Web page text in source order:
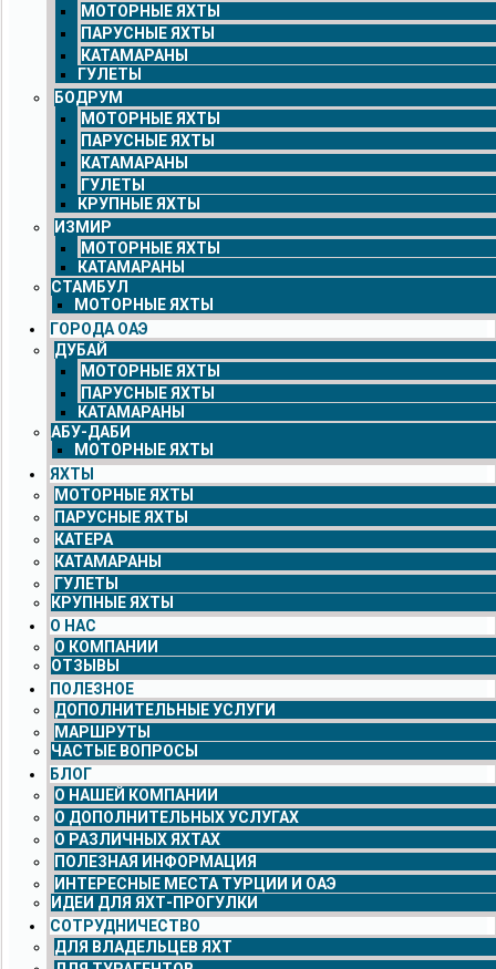
МОТОРНЫЕ ЯХТЫ
ПАРУСНЫЕ ЯХТЫ
КАТАМАРАНЫ
ГУЛЕТЫ
БОДРУМ
МОТОРНЫЕ ЯХТЫ
ПАРУСНЫЕ ЯХТЫ
КАТАМАРАНЫ
ГУЛЕТЫ
КРУПНЫЕ ЯХТЫ
ИЗМИР
МОТОРНЫЕ ЯХТЫ
КАТАМАРАНЫ
СТАМБУЛ
МОТОРНЫЕ ЯХТЫ
ГОРОДА ОАЭ
ДУБАЙ
МОТОРНЫЕ ЯХТЫ
ПАРУСНЫЕ ЯХТЫ
КАТАМАРАНЫ
АБУ-ДАБИ
МОТОРНЫЕ ЯХТЫ
ЯХТЫ
МОТОРНЫЕ ЯХТЫ
ПАРУСНЫЕ ЯХТЫ
КАТЕРА
КАТАМАРАНЫ
ГУЛЕТЫ
КРУПНЫЕ ЯХТЫ
О НАС
О КОМПАНИИ
ОТЗЫВЫ
ПОЛЕЗНОЕ
ДОПОЛНИТЕЛЬНЫЕ УСЛУГИ
МАРШРУТЫ
ЧАСТЫЕ ВОПРОСЫ
БЛОГ
О НАШЕЙ КОМПАНИИ
О ДОПОЛНИТЕЛЬНЫХ УСЛУГАХ
О РАЗЛИЧНЫХ ЯХТАХ
ПОЛЕЗНАЯ ИНФОРМАЦИЯ
ИНТЕРЕСНЫЕ МЕСТА ТУРЦИИ И ОАЭ
ИДЕИ ДЛЯ ЯХТ-ПРОГУЛКИ
СОТРУДНИЧЕСТВО
ДЛЯ ВЛАДЕЛЬЦЕВ ЯХТ